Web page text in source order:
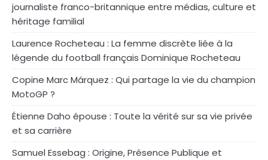
journaliste franco-britannique entre médias, culture et
héritage familial
Laurence Rocheteau : La femme discrète liée à la
légende du football français Dominique Rocheteau
Copine Marc Márquez : Qui partage la vie du champion
MotoGP ?
Étienne Daho épouse : Toute la vérité sur sa vie privée
et sa carrière
Samuel Essebag : Origine, Présence Publique et